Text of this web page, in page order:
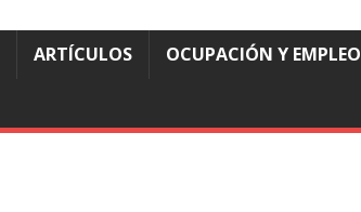
ARTÍCULOS OCUPACIÓN Y EMPLEO